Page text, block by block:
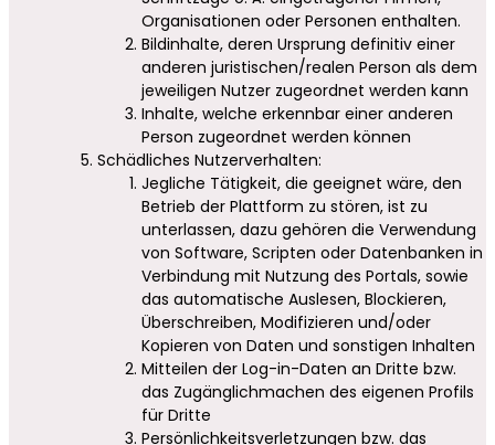
Organisationen oder Personen enthalten.
Bildinhalte, deren Ursprung definitiv einer
anderen juristischen/realen Person als dem
jeweiligen Nutzer zugeordnet werden kann
Inhalte, welche erkennbar einer anderen
Person zugeordnet werden können
Schädliches Nutzerverhalten:
Jegliche Tätigkeit, die geeignet wäre, den
Betrieb der Plattform zu stören, ist zu
unterlassen, dazu gehören die Verwendung
von Software, Scripten oder Datenbanken in
Verbindung mit Nutzung des Portals, sowie
das automatische Auslesen, Blockieren,
Überschreiben, Modifizieren und/oder
Kopieren von Daten und sonstigen Inhalten
Mitteilen der Log-in-Daten an Dritte bzw.
das Zugänglichmachen des eigenen Profils
für Dritte
Persönlichkeitsverletzungen bzw. das